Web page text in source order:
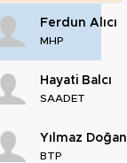
Ferdun Alıcı
MHP
Hayati Balcı
SAADET
Yılmaz Doğan
BTP